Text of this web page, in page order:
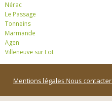
Nérac
Le Passage
Tonneins
Marmande
Agen
Villeneuve sur Lot
Mentions légales Nous contacter